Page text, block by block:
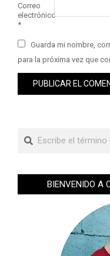
Correo
electrónico
*
Guarda mi nombre,
para la próxima vez que
BIENVENIDO A